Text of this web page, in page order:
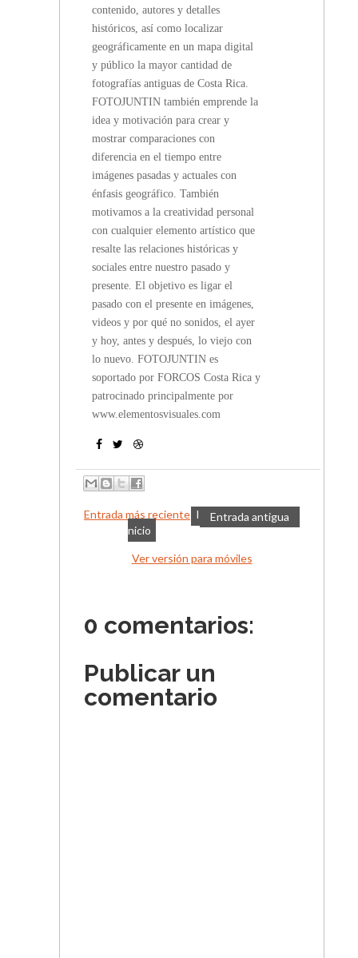
contenido, autores y detalles
históricos, así como localizar
geográficamente en un mapa digital
y público la mayor cantidad de
fotografías antiguas de Costa Rica.
FOTOJUNTIN también emprende la
idea y motivación para crear y
mostrar comparaciones con
diferencia en el tiempo entre
imágenes pasadas y actuales con
énfasis geográfico. También
motivamos a la creatividad personal
con cualquier elemento artístico que
resalte las relaciones históricas y
sociales entre nuestro pasado y
presente. El objetivo es ligar el
pasado con el presente en imágenes,
videos y por qué no sonidos, el ayer
y hoy, antes y después, lo viejo con
lo nuevo. FOTOJUNTIN es
soportado por FORCOS Costa Rica y
patrocinado principalmente por
www.elementosvisuales.com
Entrada más reciente Entrada antigua
I
nicio
Ver versión para móviles
0 comentarios:
Publicar un
comentario